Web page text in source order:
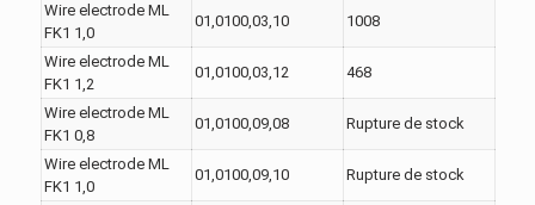
Wire electrode ML
FK1 1,0
01,0100,03,10 1008
Wire electrode ML
FK1 1,2
01,0100,03,12 468
Wire electrode ML
FK1 0,8
01,0100,09,08 Rupture de stock
Wire electrode ML
FK1 1,0
01,0100,09,10 Rupture de stock